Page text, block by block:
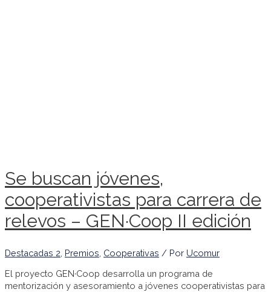
Se buscan jóvenes,
cooperativistas para carrera de
relevos – GEN·Coop II edición
Destacadas 2 Premios Cooperativas / Por Ucomur
El proyecto GEN·Coop desarrolla un programa de
mentorización y asesoramiento a jóvenes cooperativistas para